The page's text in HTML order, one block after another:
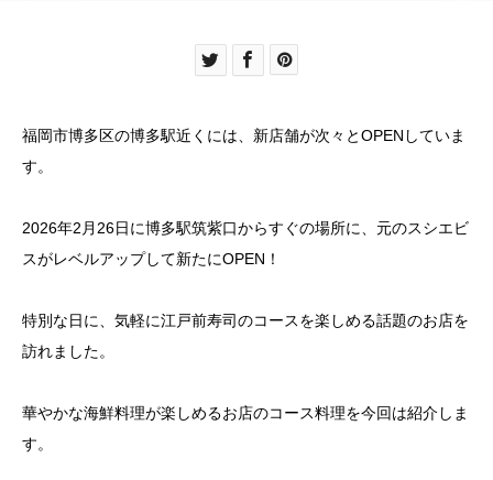
福岡市博多区の博多駅近くには、新店舗が次々とOPENしていま
す。
2026年2月26日に博多駅筑紫口からすぐの場所に、元のスシエビ
スがレベルアップして新たにOPEN！
特別な日に、気軽に江戸前寿司のコースを楽しめる話題のお店を
訪れました。
華やかな海鮮料理が楽しめるお店のコース料理を今回は紹介しま
す。